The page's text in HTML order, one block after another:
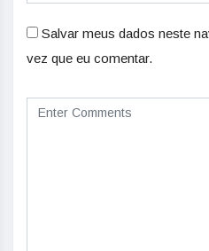
Salvar meus dados neste
vez que eu comentar.